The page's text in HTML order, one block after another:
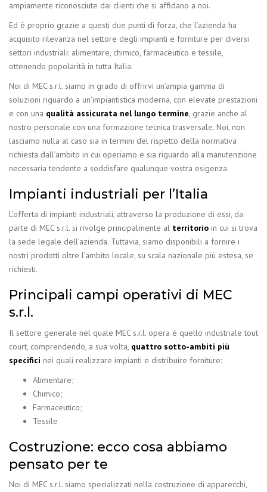
ampiamente riconosciute dai clienti che si affidano a noi.
Ed è proprio grazie a questi due punti di forza, che l’azienda ha
acquisito rilevanza nel settore degli impianti e forniture per diversi
settori industriali: alimentare, chimico, farmaceutico e tessile,
ottenendo popolarità in tutta Italia.
Noi di MEC s.r.l. siamo in grado di offrirvi un’ampia gamma di
soluzioni riguardo a un’impiantistica moderna, con elevate prestazioni
e con una qualità assicurata nel lungo termine , grazie anche al
nostro personale con una formazione tecnica trasversale. Noi, non
lasciamo nulla al caso sia in termini del rispetto della normativa
richiesta dall’ambito in cui operiamo e sia riguardo alla manutenzione
necessaria tendente a soddisfare qualunque vostra esigenza.
Impianti industriali per l’Italia
L’offerta di impianti industriali, attraverso la produzione di essi, da
parte di MEC s.r.l. si rivolge principalmente al territorio in cui si trova
la sede legale dell’azienda. Tuttavia, siamo disponibili a fornire i
nostri prodotti oltre l’ambito locale, su scala nazionale più estesa, se
richiesti.
Principali campi operativi di MEC
s.r.l.
Il settore generale nel quale MEC s.r.l. opera è quello industriale tout
court, comprendendo, a sua volta, quattro sotto-ambiti più
specifici nei quali realizzare impianti e distribuire forniture:
Alimentare;
Chimico;
Farmaceutico;
Tessile
Costruzione: ecco cosa abbiamo
pensato per te
Noi di MEC s.r.l. siamo specializzati nella costruzione di apparecchi,